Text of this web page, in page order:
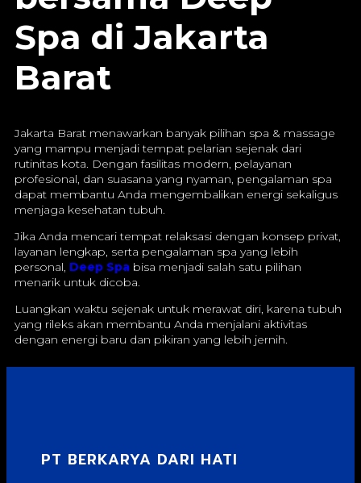
Spa di Jakarta
Barat
Jakarta Barat menawarkan banyak pilihan spa & massage
yang mampu menjadi tempat pelarian sejenak dari
rutinitas kota. Dengan fasilitas modern, pelayanan
profesional, dan suasana yang nyaman, pengalaman spa
dapat membantu Anda mengembalikan energi sekaligus
menjaga kesehatan tubuh.
Jika Anda mencari tempat relaksasi dengan konsep privat,
layanan lengkap, serta pengalaman spa yang lebih
personal, Deep Spa bisa menjadi salah satu pilihan
menarik untuk dicoba.
Luangkan waktu sejenak untuk merawat diri, karena tubuh
yang rileks akan membantu Anda menjalani aktivitas
dengan energi baru dan pikiran yang lebih jernih.
PT BERKARYA DARI HATI